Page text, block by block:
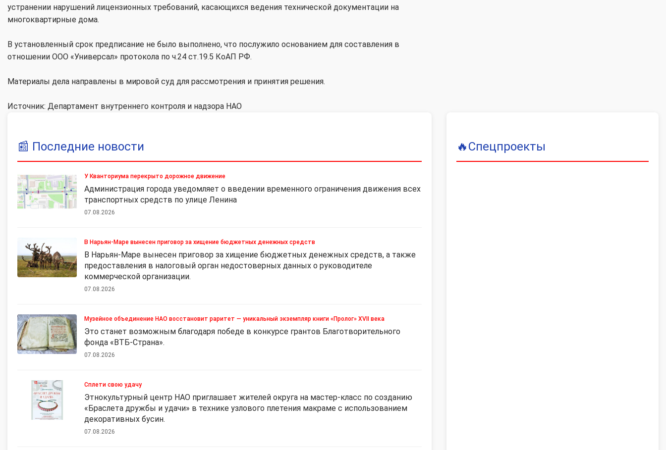
устранении нарушений лицензионных требований, касающихся ведения технической документации на
многоквартирные дома.
В установленный срок предписание не было выполнено, что послужило основанием для составления в
отношении ООО «Универсал» протокола по ч.24 ст.19.5 КоАП РФ.
Материалы дела направлены в мировой суд для рассмотрения и принятия решения.
Источник: Департамент внутреннего контроля и надзора НАО
📰 Последние новости
У Кванториума перекрыто дорожное движение
Администрация города уведомляет о введении временного ограничения движения всех
транспортных средств по улице Ленина
07.08.2026
В Нарьян-Маре вынесен приговор за хищение бюджетных денежных средств
В Нарьян-Маре вынесен приговор за хищение бюджетных денежных средств, а также
предоставления в налоговый орган недостоверных данных о руководителе
коммерческой организации.
07.08.2026
Музейное объединение НАО восстановит раритет — уникальный экземпляр книги «Пролог» XVII века
Это станет возможным благодаря победе в конкурсе грантов Благотворительного
фонда «ВТБ-Страна».
07.08.2026
Сплети свою удачу
Этнокультурный центр НАО приглашает жителей округа на мастер-класс по созданию
«Браслета дружбы и удачи» в технике узлового плетения макраме с использованием
декоративных бусин.
07.08.2026
🔥Спецпроекты